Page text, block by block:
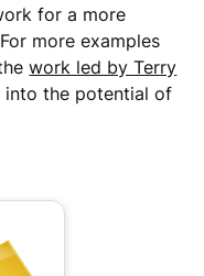
for a more
more examples
work led by Terry
into the potential of